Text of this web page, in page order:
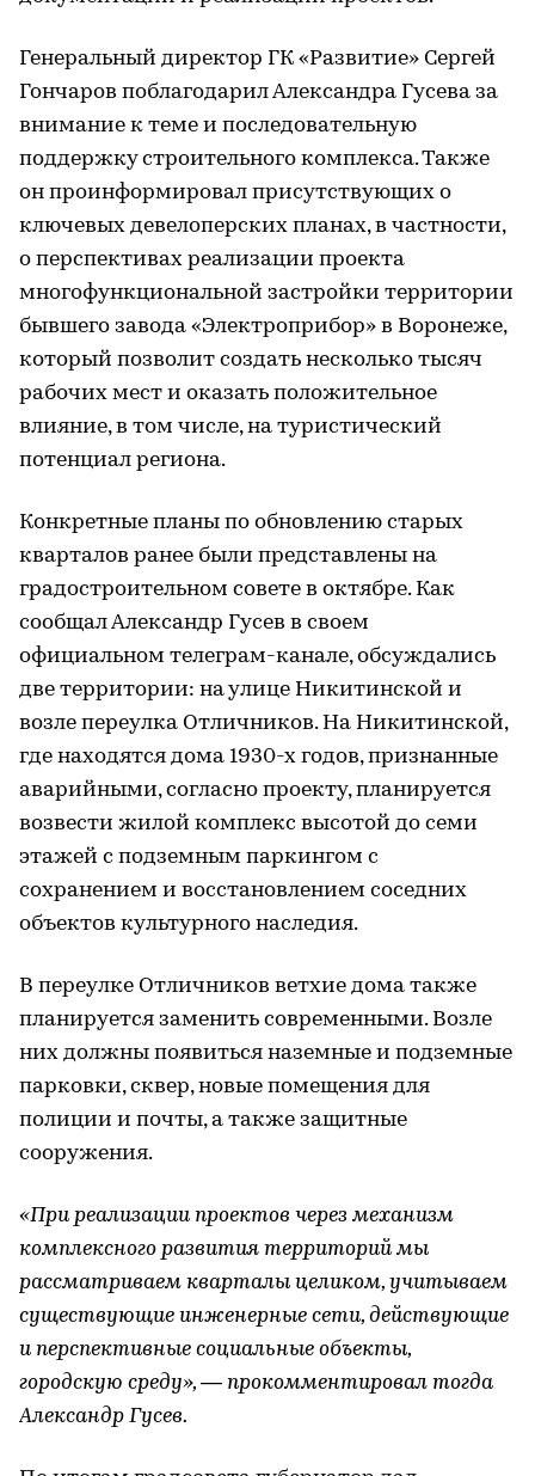
Генеральный директор ГК «Развитие» Сергей
Гончаров поблагодарил Александра Гусева за
внимание к теме и последовательную
поддержку строительного комплекса. Также
он проинформировал присутствующих о
ключевых девелоперских планах, в частности,
о перспективах реализации проекта
многофункциональной застройки территории
бывшего завода «Электроприбор» в Воронеже,
который позволит создать несколько тысяч
рабочих мест и оказать положительное
влияние, в том числе, на туристический
потенциал региона.
Конкретные планы по обновлению старых
кварталов ранее были представлены на
градостроительном совете в октябре. Как
сообщал Александр Гусев в своем
официальном телеграм-канале, обсуждались
две территории: на улице Никитинской и
возле переулка Отличников. На Никитинской,
где находятся дома 1930-х годов, признанные
аварийными, согласно проекту, планируется
возвести жилой комплекс высотой до семи
этажей с подземным паркингом с
сохранением и восстановлением соседних
объектов культурного наследия.
В переулке Отличников ветхие дома также
планируется заменить современными. Возле
них должны появиться наземные и подземные
парковки, сквер, новые помещения для
полиции и почты, а также защитные
сооружения.
«При реализации проектов через механизм
комплексного развития территорий мы
рассматриваем кварталы целиком, учитываем
существующие инженерные сети, действующие
и перспективные социальные объекты,
городскую среду», — прокомментировал тогда
Александр Гусев.